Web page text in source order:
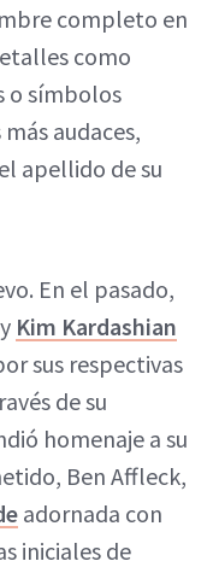
completo en
como
o símbolos
audaces,
apellido de su
En el pasado,
Kim Kardashian
sus respectivas
de su
homenaje a su
Ben Affleck,
adornada con
iniciales de